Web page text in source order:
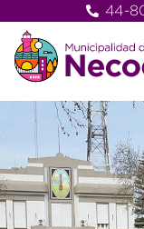
44-